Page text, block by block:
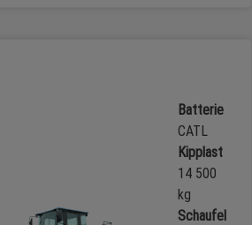
Batterie
CATL
Kipplast
14 500
kg
Schaufel